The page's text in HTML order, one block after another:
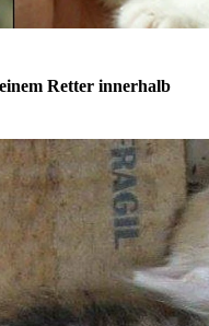
Retter innerhalb